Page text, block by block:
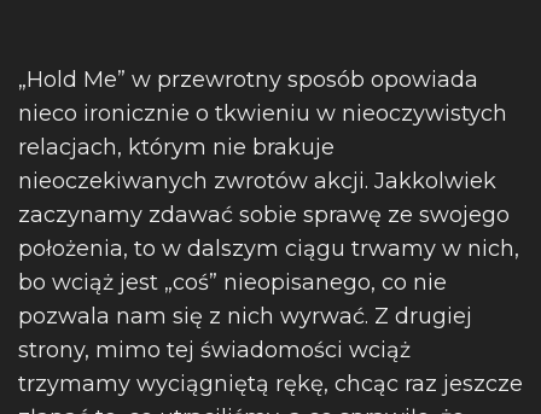
„Hold Me” w przewrotny sposób opowiada
nieco ironicznie o tkwieniu w nieoczywistych
relacjach, którym nie brakuje
nieoczekiwanych zwrotów akcji. Jakkolwiek
zaczynamy zdawać sobie sprawę ze swojego
położenia, to w dalszym ciągu trwamy w nich,
bo wciąż jest „coś” nieopisanego, co nie
pozwala nam się z nich wyrwać. Z drugiej
strony, mimo tej świadomości wciąż
trzymamy wyciągniętą rękę, chcąc raz jeszcze